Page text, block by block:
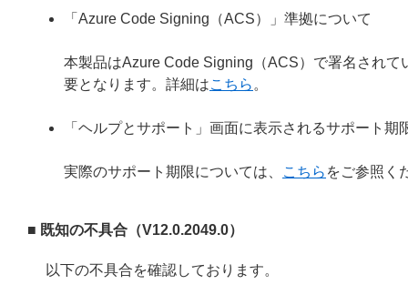
「Azure Code Signing（ACS）」準拠について
本製品はAzure Code Signing（ACS）で署名され
要となります。詳細はこちら 。
「ヘルプとサポート」画面に表示されるサポート
実際のサポート期限については、 こちら をご参照く
■ 既知の不具合（V12.0.2049.0）
以下の不具合を確認しております。